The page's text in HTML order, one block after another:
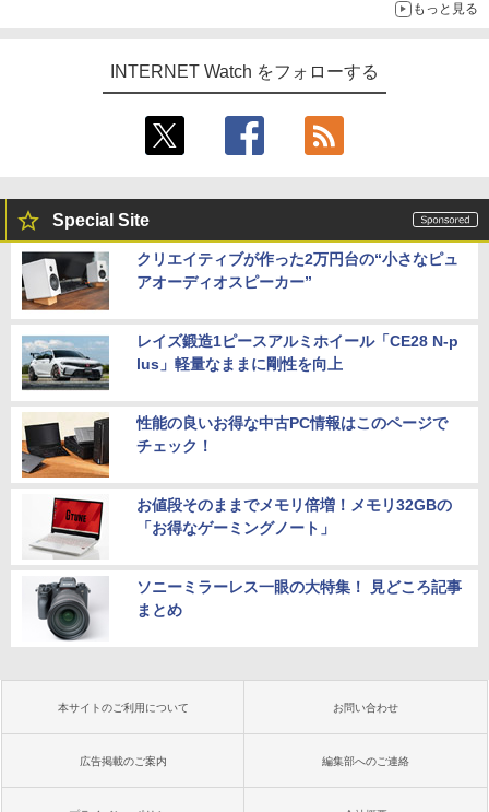
もっと見る
INTERNET Watch をフォローする
Special Site
クリエイティブが作った2万円台の“小さなピュ
アオーディオスピーカー”
レイズ鍛造1ピースアルミホイール「CE28 N-p
lus」軽量なままに剛性を向上
性能の良いお得な中古PC情報はこのページで
チェック！
お値段そのままでメモリ倍増！メモリ32GBの
「お得なゲーミングノート」
ソニーミラーレス一眼の大特集！ 見どころ記事
まとめ
本サイトのご利用について お問い合わせ
広告掲載のご案内 編集部へのご連絡